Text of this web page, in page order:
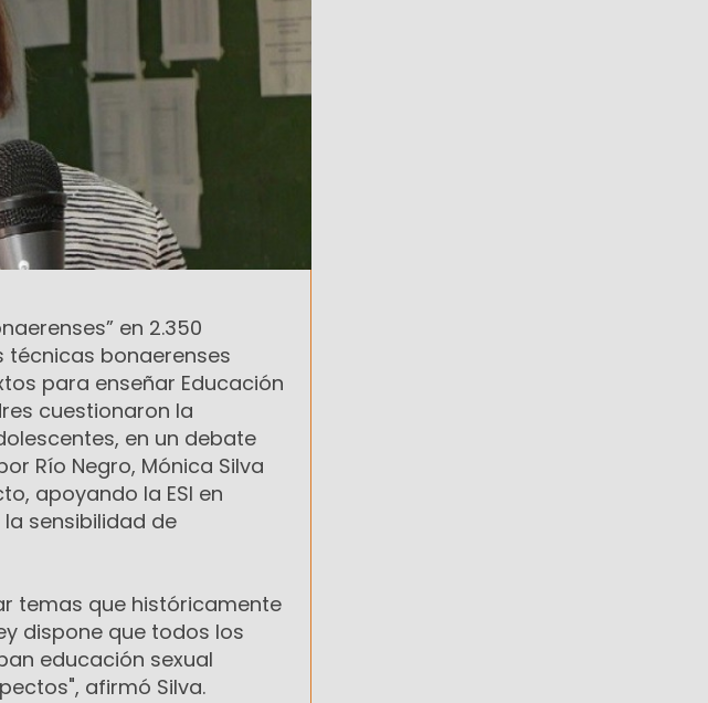
en 2.350
técnicas bonaerenses
para enseñar Educación
cuestionaron la
en un debate
Río Negro, Mónica Silva
apoyando la ESI en
sensibilidad de
temas que históricamente
dispone que todos los
educación sexual
afirmó Silva.